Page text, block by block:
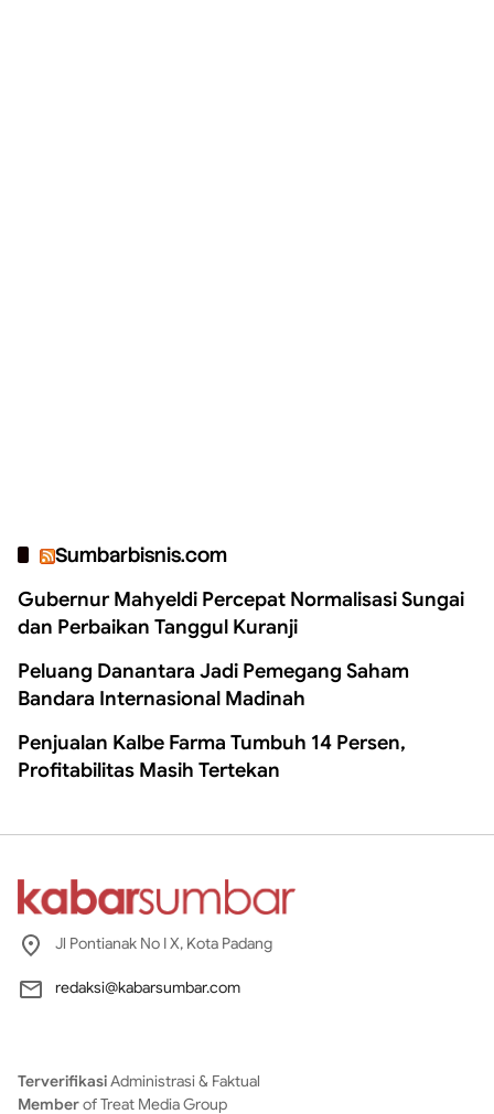
Sumbarbisnis.com
Gubernur Mahyeldi Percepat Normalisasi Sungai
dan Perbaikan Tanggul Kuranji
Peluang Danantara Jadi Pemegang Saham
Bandara Internasional Madinah
Penjualan Kalbe Farma Tumbuh 14 Persen,
Profitabilitas Masih Tertekan
Jl Pontianak No I X, Kota Padang
redaksi@kabarsumbar.com
TerverifikasiAdministrasi & Faktual
Memberof Treat Media Group